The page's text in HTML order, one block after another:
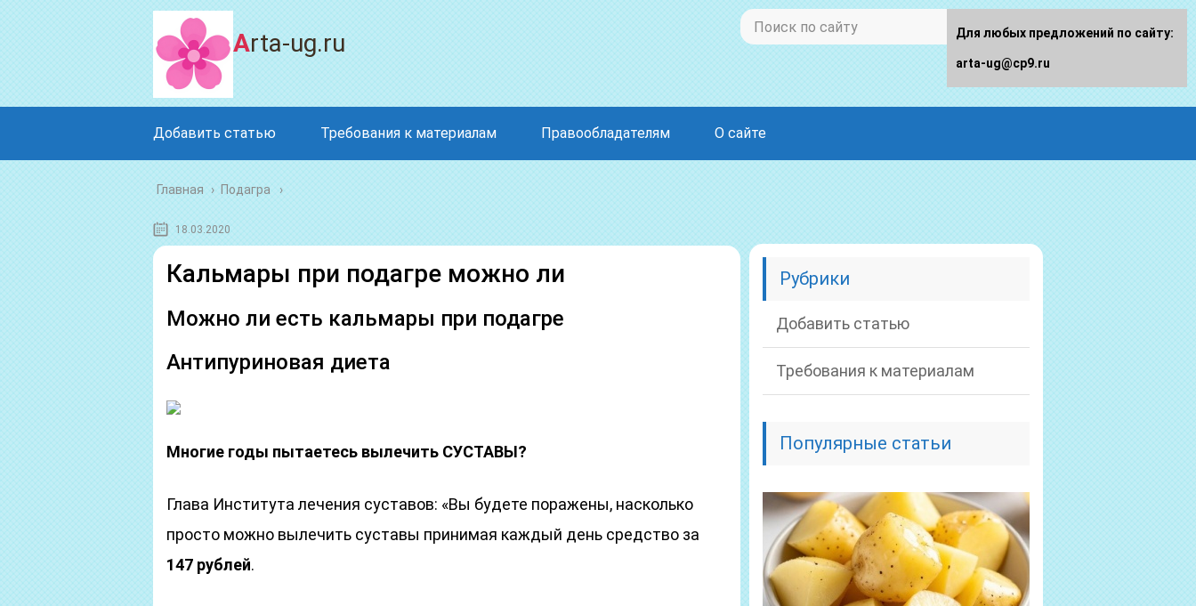
Arta-ug.ru
Добавить статью Требования к материалам Правообладателям О сайте
Главная › Подагра
18.03.2020
Кальмары при подагре можно ли
Можно ли есть кальмары при подагре
Антипуриновая диета
Многие годы пытаетесь вылечить СУСТАВЫ?
Глава Института лечения суставов: «Вы будете поражены, насколько
просто можно вылечить суставы принимая каждый день средство за
147 рублей.
Рубрики
Добавить статью
Требования к материалам
Популярные статьи
Для любых предложений по сайту:
arta-ug@cp9.ru